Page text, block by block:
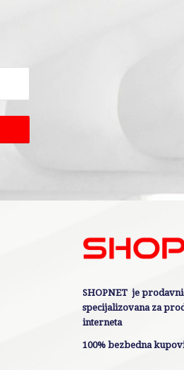
SHOPNET je
specijalizovana za
interneta
100% bezbedna